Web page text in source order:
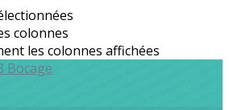
colonnes
les colonnes affichées